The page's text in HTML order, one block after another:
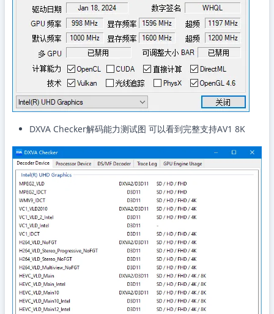
DXVA Checker解码能力测试图 可以看到完整支持AV1 8K